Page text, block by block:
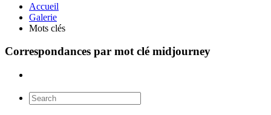
Accueil
Galerie
Mots clés
Correspondances par mot clé midjourney